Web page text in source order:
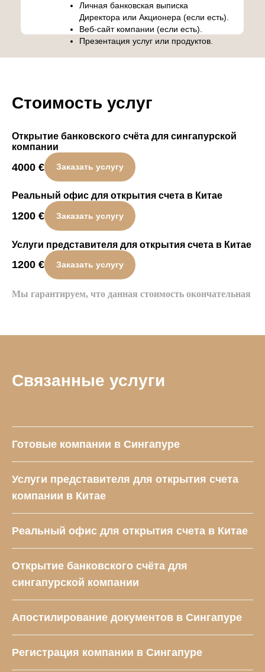
Личная банковская выписка
Директора или Акционера (если есть).
Веб-сайт компании (если есть).
Презентация услуг или продуктов.
Стоимость услуг
Открытие банковского счёта для cингапурской
компании
4000 € Заказать услугу
Реальный офис для открытия счета в Китае
1200 € Заказать услугу
Услуги представителя для открытия счета в Китае
1200 € Заказать услугу
Мы гарантируем, что данная стоимость окончательная
Связанные услуги
Готовые компании в Сингапуре
Услуги представителя для открытия счета
компании в Китае
Реальный офис для открытия счета в Китае
Открытие банковского счёта для
cингапурской компании
Апостилирование документов в Сингапуре
Регистрация компании в Сингапуре